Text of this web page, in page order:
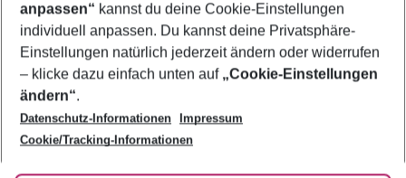
Footer
Footer navigation
Über uns
AGB
Bestpreisgarantie
Cookie-Einstellungen ändern
Cookie-Richtlinie
Agenturbetreuung
Barrierefreies Reisen
Folge uns
anpassen“ kannst du deine Cookie-Einstellungen
individuell anpassen. Du kannst deine Privatsphäre-
Einstellungen natürlich jederzeit ändern oder widerrufen
– klicke dazu einfach unten auf „Cookie-Einstellungen
ändern“.
Datenschutz-Informationen
Impressum
Cookie/Tracking-Informationen